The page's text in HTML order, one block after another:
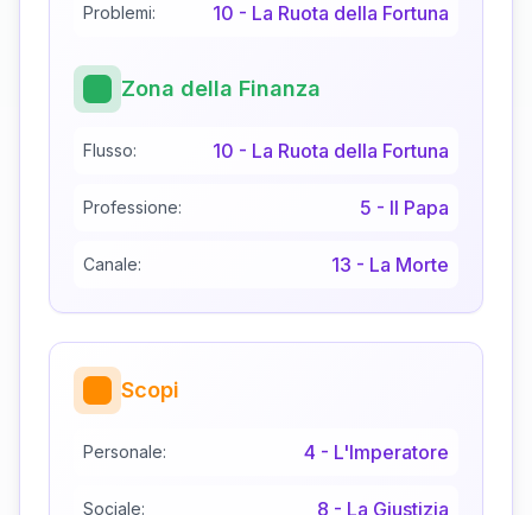
Problemi: 10 - La Ruota della Fortuna
Zona della Finanza
Flusso: 10 - La Ruota della Fortuna
Professione: 5 - Il Papa
Canale: 13 - La Morte
Scopi
Personale: 4 - L'Imperatore
Sociale: 8 - La Giustizia